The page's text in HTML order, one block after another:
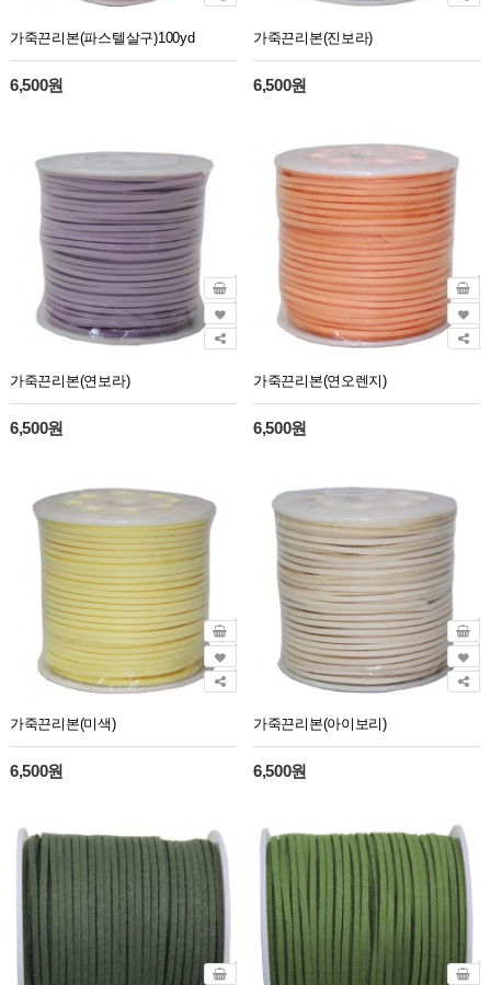
가죽끈리본(파스텔살구)100yd
6,500원
가죽끈리본(진보라)
6,500원
가죽끈리본(연보라)
6,500원
가죽끈리본(연오렌지)
6,500원
가죽끈리본(미색)
6,500원
가죽끈리본(아이보리)
6,500원